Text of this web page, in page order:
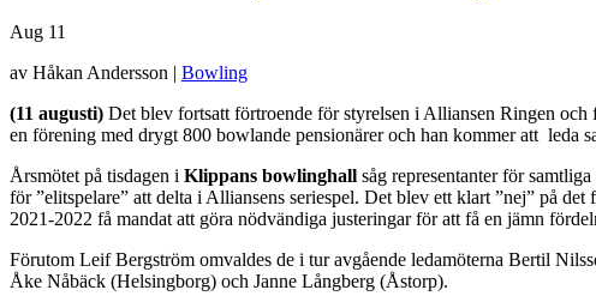
Aug 11
av Håkan Andersson | Bowling
(11 augusti) Det blev fortsatt förtroende för styrelsen i Alliansen Ringen och
en förening med drygt 800 bowlande pensionärer och han kommer att leda
Årsmötet på tisdagen i Klippans bowlinghall såg representanter för
för ”elitspelare” att delta i Alliansens seriespel. Det blev ett klart ”nej” på
2021-2022 få mandat att göra nödvändiga justeringar för att få en jämn
Förutom Leif Bergström omvaldes de i tur avgående ledamöterna Bertil
Åke Nåbäck (Helsingborg) och Janne Långberg (Åstorp).